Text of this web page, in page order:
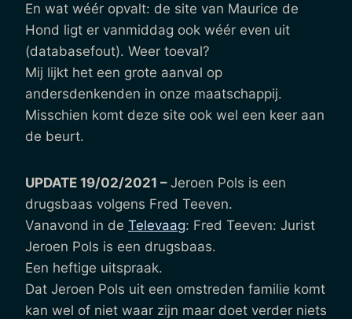
En wat wéér opvalt: de site van Maurice de
Hond ligt er vanmiddag ook wéér even uit
(databasefout). Weer toeval?
Mij lijkt het een grote aanval op
andersdenkenden in onze maatschappij.
Misschien komt deze site ook wel een keer aan
de beurt.
UPDATE 19/02/2021 – Jeroen Pols is een
drugsbaas volgens Fred Teeven.
Vanavond in de Televaag: Fred Teeven: Jurist
Jeroen Pols is een drugsbaas.
Een heftige uitspraak.
Dat Jeroen Pols uit een omstreden familie komt
kan wel of niet waar zijn maar doet verder niets